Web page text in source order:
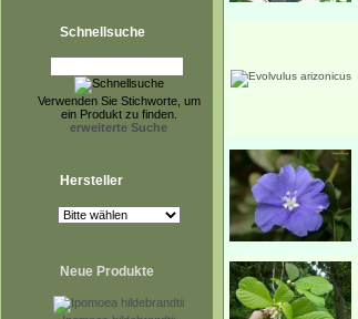
Schnellsuche
Verwenden Sie Stichworte, um
ein Produkt zu finden.
erweiterte Suche
Hersteller
Neue Produkte